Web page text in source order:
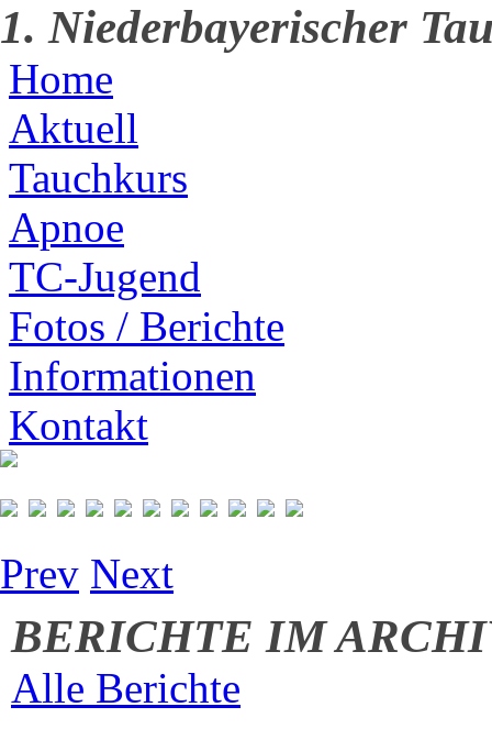
1. Niederbayerischer
Home
Aktuell
Tauchkurs
Apnoe
TC-Jugend
Fotos / Berichte
Informationen
Kontakt
Prev Next
BERICHTE IM
Alle Berichte